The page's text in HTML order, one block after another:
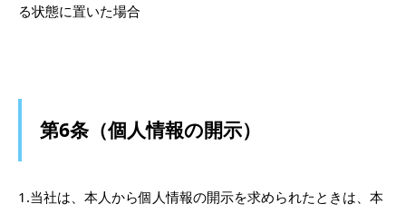
る状態に置いた場合
第6条（個人情報の開示）
1.当社は、本人から個人情報の開示を求められたときは、本